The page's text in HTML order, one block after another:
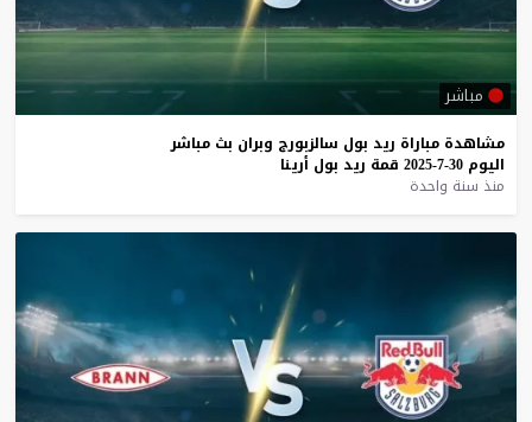
مباشر
مشاهدة مباراة ريد بول سالزبورج وبران بث مباشر
اليوم 30-7-2025 قمة ريد بول أرينا
منذ سنة واحدة